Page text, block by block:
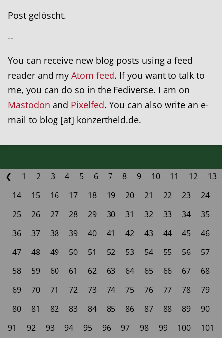
Post gelöscht.
--
You can receive new blog posts using a feed
reader and my Atom feed. If you want to talk to
me, you can do so in the Fediverse. I am on
Mastodon and Pixelfed. You can also write an e-
mail to blog [at] konzertheld.de.
❮ 1 2 3 4 5 6 7 8 9 10 11 12
13
14
15 16 17 18 19 20 21 22 23
24
25
26 27 28 29 30 31 32 33 34
35
36
37 38 39 40 41 42 43 44 45
46
47
48 49 50 51 52 53 54 55 56
57
58
59 60 61 62 63 64 65 66 67
68
69
70 71 72 73 74 75 76 77 78
79
80
81 82 83 84 85 86 87 88 89
90
91
92 93 94 95 96 97 98 99 100
101